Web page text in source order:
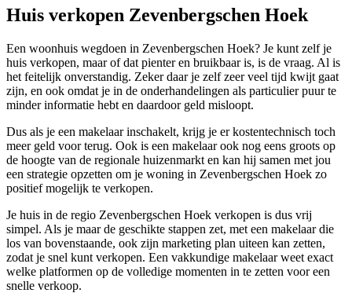
Huis verkopen Zevenbergschen Hoek
Een woonhuis wegdoen in Zevenbergschen Hoek? Je kunt zelf je
huis verkopen, maar of dat pienter en bruikbaar is, is de vraag. Al is
het feitelijk onverstandig. Zeker daar je zelf zeer veel tijd kwijt gaat
zijn, en ook omdat je in de onderhandelingen als particulier puur te
minder informatie hebt en daardoor geld misloopt.
Dus als je een makelaar inschakelt, krijg je er kostentechnisch toch
meer geld voor terug. Ook is een makelaar ook nog eens groots op
de hoogte van de regionale huizenmarkt en kan hij samen met jou
een strategie opzetten om je woning in Zevenbergschen Hoek zo
positief mogelijk te verkopen.
Je huis in de regio Zevenbergschen Hoek verkopen is dus vrij
simpel. Als je maar de geschikte stappen zet, met een makelaar die
los van bovenstaande, ook zijn marketing plan uiteen kan zetten,
zodat je snel kunt verkopen. Een vakkundige makelaar weet exact
welke platformen op de volledige momenten in te zetten voor een
snelle verkoop.